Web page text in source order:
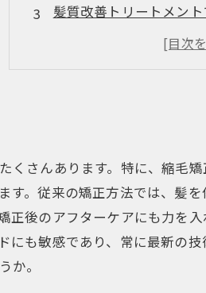
髪質改善トリートメン
北摂の美髪サロンがお
自分に合った美髪ケア
くさんあります。特に、縮毛
す。従来の矯正方法では、髪
正後のアフターケアにも力を
にも敏感であり、常に最新の
か。